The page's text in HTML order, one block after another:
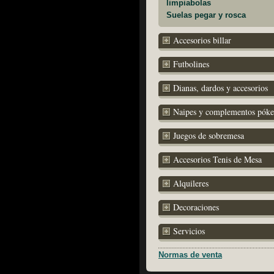
limpiabolas
Suelas pegar y rosca
Accesorios billar
Futbolines
Dianas, dardos y accesorios
Naipes y complementos
Juegos de sobremesa
Accesorios Tenis de Mesa
Alquileres
Decoraciones
Servicios
Normas de venta